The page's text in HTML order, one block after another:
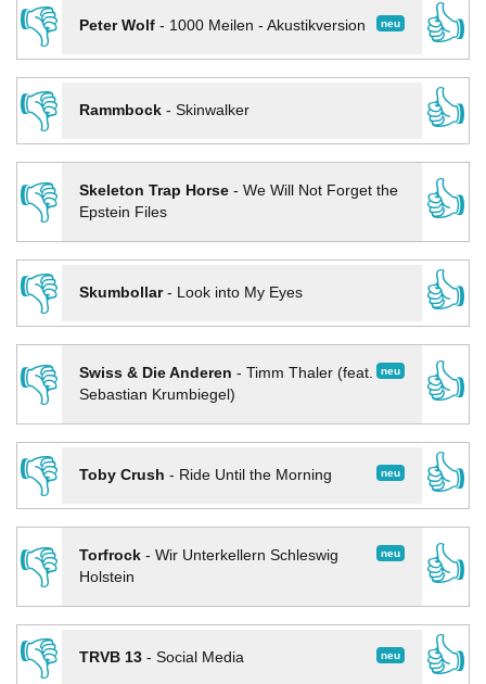
👎
neu
Peter Wolf- 1000 Meilen - Akustikversion
👍
👎
Rammbock- Skinwalker
👍
👎
Skeleton Trap Horse- We Will Not Forget the
Epstein Files
👍
👎
Skumbollar- Look into My Eyes
👍
👎
neu
Swiss & Die Anderen - Timm Thaler (feat.
Sebastian Krumbiegel)
👍
👎
neu
Toby Crush - Ride Until the Morning
👍
👎
neu
Torfrock- Wir Unterkellern Schleswig
Holstein
👍
👎
neu
TRVB 13- Social Media
👍